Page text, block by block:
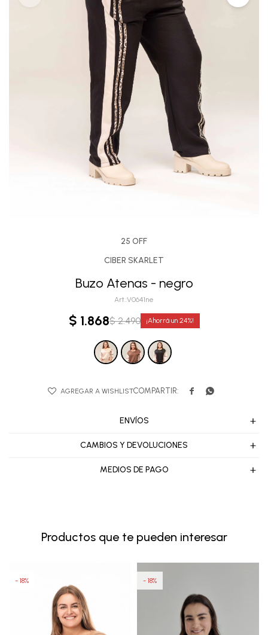
25 OFF
CIBER SKARLET
Buzo Atenas - negro
V0641ne
$ 1.868$ 2.490 24
 
ENVÍOS
CAMBIOS Y DEVOLUCIONES
MEDIOS DE PAGO
Productos que te pueden interesar
18 18